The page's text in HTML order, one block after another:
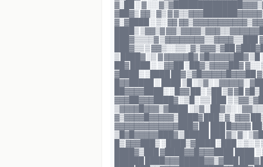
▓░██ ░ ▓ ░░
▓██▓▒ ▓▓░ ▓▒ ▓
▓░▓████ ░ ▒░ ▓▓
████▒ ▒▓▓▒▓
███▓▒▒▒▒▓
███▓▒▒ ▒ ▓▓▒░░▒▒░▓▒▓▓▓▒▓██
▒ ████▓ ░▒ ▓ ▓▓▓▓▓█▓ ▓█▓▓▓▓▓██▓
██▓ ████ ░ ░ ▓▓██ ░██▓▒▓▓▓▓██▓
▓████░ ░████ ██▓ ▒▓█▓▓▓▓▓█▓▓▓██
█▓▓█████ ░ ████ ▒█ ░▒▓░ ░▓▓▓▓▓░
██▓▓▓▓████░ ░█▓▓ ██░ ▒██ ▒▓ ▓█
▓▓▓██▓▓▓████▓ ░▒█░ ▒▒ ███ ▒
▒▓▓▓▓█▓▓▓▒▓████ ░▒▓ ░██▓ ▒░
▓▒▓▓▓▓█▓▓▓▓▓▒████▓ ███▒ ▓░▓▓▓
▓▓▓▓▓▓▓▓▓▓▓▓▓███▓ ██ ███ █▓▓▓▓
▒█▓█▓▓▓▓▓███▓ ▒█████ ███ ▓▒ ▓░
█▒ ▓▓▓███▒ ░████▒▓████ ░███ ░ ▒░
████▓▒███ ▓████▓▓█▓▓▓████ ████
██████ ████▓▓▓█████▓▓▒▓███